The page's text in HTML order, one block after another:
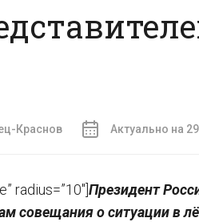
Краснов Актуально на
radius=”10″] Президент
совещания о ситуации в